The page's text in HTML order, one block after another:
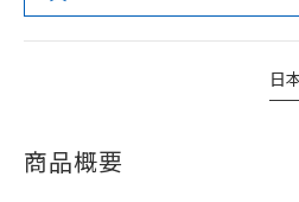
日
商品概要